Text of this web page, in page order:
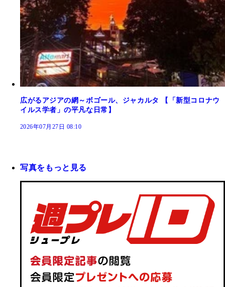
広がるアジアの網～ボゴール、ジャカルタ 【「新型コロナウ
イルス学者」の平凡な日常】
2026年07月27日 08:10
写真をもっと見る